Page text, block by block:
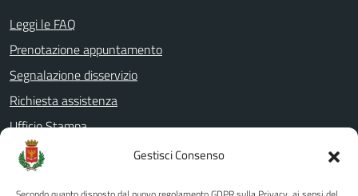
Gestisci Consenso
Leggi le FAQ
Prenotazione appuntamento
Segnalazione disservizio
Richiesta assistenza
Ufficio Stampa
Amministrazione Trasparente
Albo pretorio